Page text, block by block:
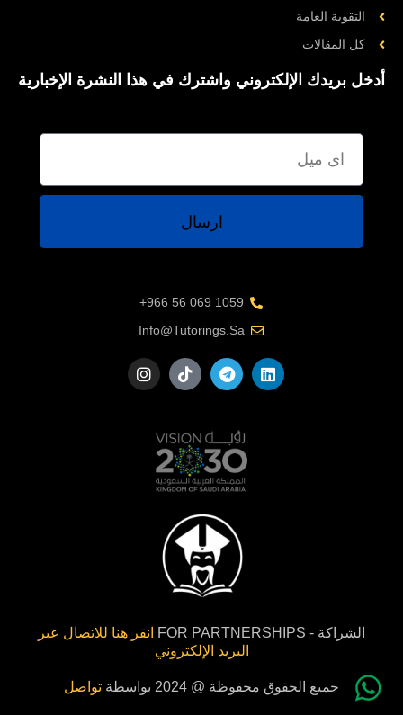
التقوية العامة
کل المقالات
أدخل بريدك الإلكتروني واشترك في هذا النشرة الإخبارية
ارسال
1059 069 56 966+
Info@tutorings.sa
الشراكة - FOR PARTNERSHIPS
انقر هنا للاتصال عبر
البريد الإلكتروني
جميع الحقوق محفوظة @ 2024 بواسطة تواصل